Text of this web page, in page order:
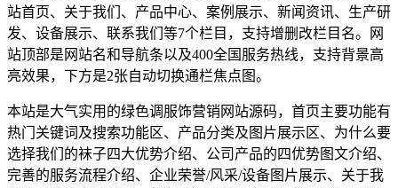
站首页、关于我们、产品中心、案例展示、新闻资讯、生产研
发、设备展示、联系我们等7个栏目，支持增删改栏目名。网
站顶部是网站名和导航条以及400全国服务热线，支持背景高
亮效果，下方是2张自动切换通栏焦点图。
本站是大气实用的绿色调服饰营销网站源码，首页主要功能有
热门关键词及搜索功能区、产品分类及图片展示区、为什么要
选择我们的袜子四大优势介绍、公司产品的四优势图文介绍、
完善的服务流程介绍、企业荣誉/风采/设备图片展示、关于我